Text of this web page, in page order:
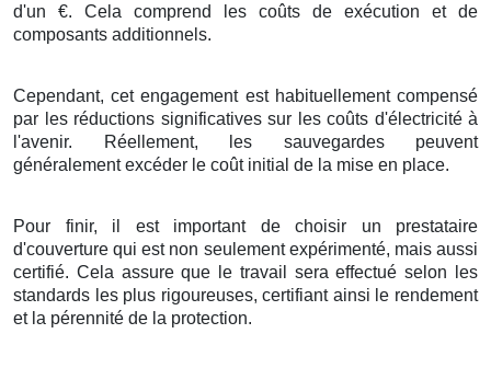
d'un €. Cela comprend les coûts de exécution et de
composants additionnels.
Cependant, cetengagementest habituellement compensé
par les réductions significativessur les coûts d'électricitéà
l'avenir. Réellement, les sauvegardespeuvent
généralement excéder le coûtinitial de la mise en place.
Pour finir, il est importantde choisir un prestataire
d'couverture qui est non seulementexpérimenté, maisaussi
certifié. Cela assureque le travail seraeffectué selon les
standards les plus rigoureuses,certifiantainsi le rendement
et la pérennité de la protection.